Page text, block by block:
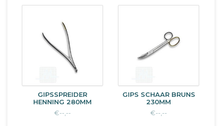
GIPSSPREIDER
HENNING 280MM
€--,--
GIPS SCHAAR BRUNS
230MM
€--,--